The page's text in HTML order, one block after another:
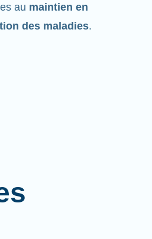
au maintien en
des maladies.